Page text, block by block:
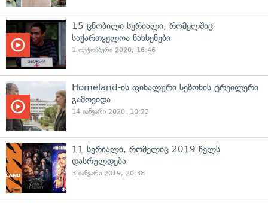
15 ცნობილი სერიალი, რომელშიც
საქართველოა ნახსენები
1 ოქტომბერი 2020, 16:46
Homeland-ის ფინალური სეზონის ტრეილერი
გამოვიდა
14 იანვარი 2020, 10:23
11 სერიალი, რომელიც 2019 წელს
დასრულდება
3 იანვარი 2019, 20:38